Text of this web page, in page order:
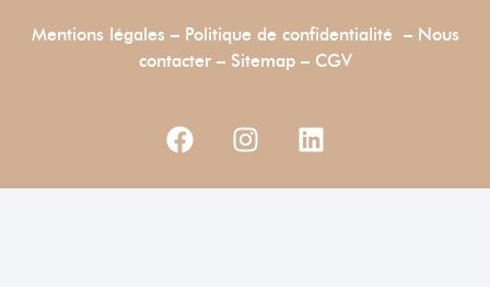
Mentions légales – Politique de confidentialité– Nous
contacter – Sitemap – CGV